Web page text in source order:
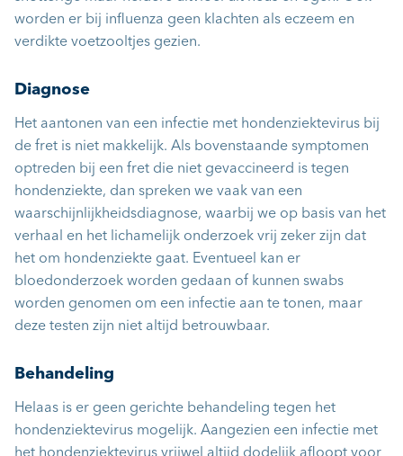
worden er bij influenza geen klachten als eczeem en
verdikte voetzooltjes gezien.
Diagnose
Het aantonen van een infectie met hondenziektevirus bij
de fret is niet makkelijk. Als bovenstaande symptomen
optreden bij een fret die niet gevaccineerd is tegen
hondenziekte, dan spreken we vaak van een
waarschijnlijkheidsdiagnose, waarbij we op basis van het
verhaal en het lichamelijk onderzoek vrij zeker zijn dat
het om hondenziekte gaat. Eventueel kan er
bloedonderzoek worden gedaan of kunnen swabs
worden genomen om een infectie aan te tonen, maar
deze testen zijn niet altijd betrouwbaar.
Behandeling
Helaas is er geen gerichte behandeling tegen het
hondenziektevirus mogelijk. Aangezien een infectie met